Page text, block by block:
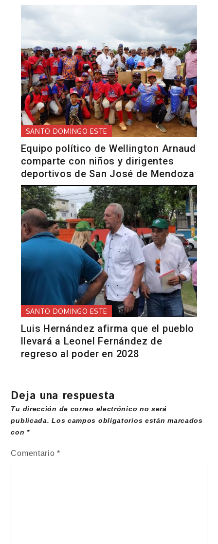
SANTO DOMINGO ESTE
Equipo político de Wellington Arnaud
comparte con niños y dirigentes
deportivos de San José de Mendoza
SANTO DOMINGO ESTE
Luis Hernández afirma que el pueblo
llevará a Leonel Fernández de
regreso al poder en 2028
Deja una respuesta
Tu dirección de correo electrónico no será
publicada. Los campos obligatorios están marcados
con*
Comentario*